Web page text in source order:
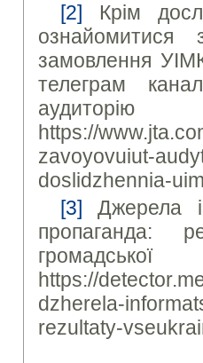
[2] Крім
замовлення
телеграм
аудиторію
https://
zavoyovuiut-
doslidzhennia-
[3] Джерела
пропаганда:
https://
dzherela-
rezultaty-